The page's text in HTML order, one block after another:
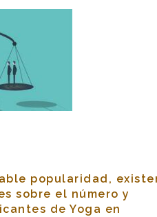
popularidad,
sobre el número y
de Yoga en